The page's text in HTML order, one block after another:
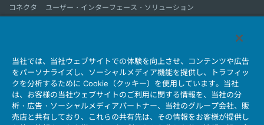
コネクタ
ユーザー・インターフェース・ソリューション
会社情報 サステナビリティ IR情報 採用情報
会社情報新着一覧
製品情報新着一覧
サイトマップ お問い合わせ
個人情報保護ポリシー JAE Cookie Policy
当社では、当社ウェブサイトでの体験を向上させ、コンテンツや広告
をパーソナライズし、ソーシャルメディア機能を提供し、トラフィッ
クを分析するために Cookie（クッキー）を使用しています。当社
は、お客様の当社ウェブサイトのご利用に関する情報を、当社の分
析・広告・ソーシャルメディアパートナー、当社のグループ会社、販
売店と共有しており、これらの共有先は、その情報をお客様が提供し